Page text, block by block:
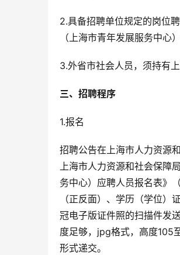
2.具备招聘单位规定的岗位
（上海市青年发展服务中心
3.外省市社会人员，须持有
三、招聘程序
1.报名
招聘公告在上海市人力资源
上海市人力资源和社会保障
务中心）应聘人员报名表》
（正反面）、学历（学位
冠电子版证件照的扫描件发
度足够，jpg格式，高度105
形式递交。